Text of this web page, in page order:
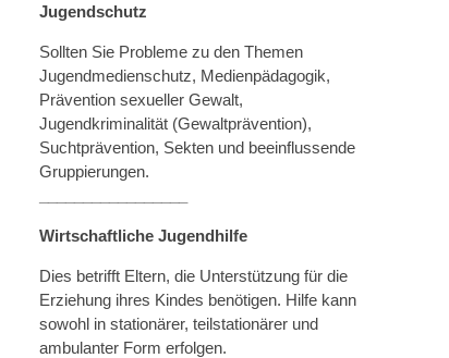
Jugendschutz
Sollten Sie Probleme zu den Themen
Jugendmedienschutz, Medienpädagogik,
Prävention sexueller Gewalt,
Jugendkriminalität (Gewaltprävention),
Suchtprävention, Sekten und beeinflussende
Gruppierungen.
Wirtschaftliche Jugendhilfe
Dies betrifft Eltern, die Unterstützung für die
Erziehung ihres Kindes benötigen. Hilfe kann
sowohl in stationärer, teilstationärer und
ambulanter Form erfolgen.